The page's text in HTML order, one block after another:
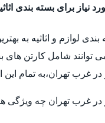
نیاز برای بسته بندی
بندی لوازم و اثاثیه به
می توانند شامل کارتن
در غرب تهران،به تمام
در غرب تهران چه ویژگی